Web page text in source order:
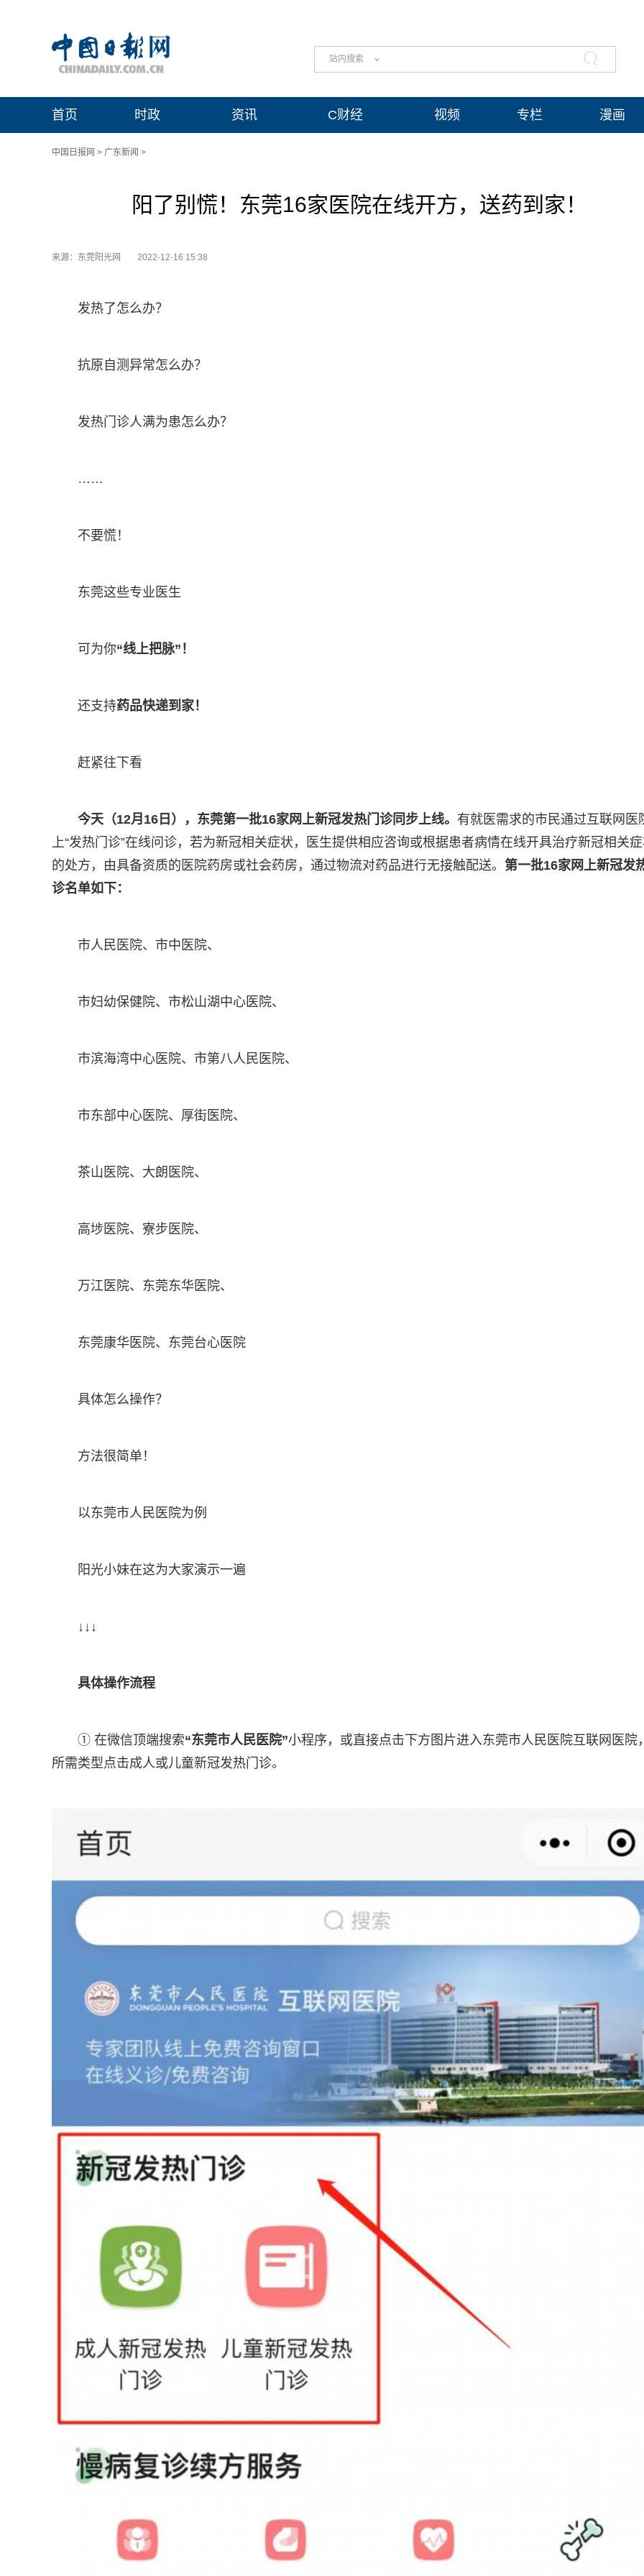
站内搜索
首页 时政 资讯 C财经 视频 专栏 漫画
中国日报网 > 广东新闻 >
阳了别慌！东莞16家医院在线开方，送药到家！
来源：东莞阳光网 2022-12-16 15:38
发热了怎么办？
抗原自测异常怎么办？
发热门诊人满为患怎么办？
……
不要慌！
东莞这些专业医生
可为你“线上把脉”！
还支持药品快递到家！
赶紧往下看
今天（12月16日），东莞第一批16家网上新冠发热门诊同步上线。 有就医需求的市民通过互联网医
上“发热门诊”在线问诊，若为新冠相关症状，医生提供相应咨询或根据患者病情在线开具治疗新冠相关
的处方，由具备资质的医院药房或社会药房，通过物流对药品进行无接触配送。 第一批16家网上新冠发
诊名单如下：
市人民医院、市中医院、
市妇幼保健院、市松山湖中心医院、
市滨海湾中心医院、市第八人民医院、
市东部中心医院、厚街医院、
茶山医院、大朗医院、
高埗医院、寮步医院、
万江医院、东莞东华医院、
东莞康华医院、东莞台心医院
具体怎么操作？
方法很简单！
以东莞市人民医院为例
阳光小妹在这为大家演示一遍
↓↓↓
具体操作流程
① 在微信顶端搜索“东莞市人民医院”小程序，或直接点击下方图片进入东莞市人民医院互联网医院
所需类型点击成人或儿童新冠发热门诊。